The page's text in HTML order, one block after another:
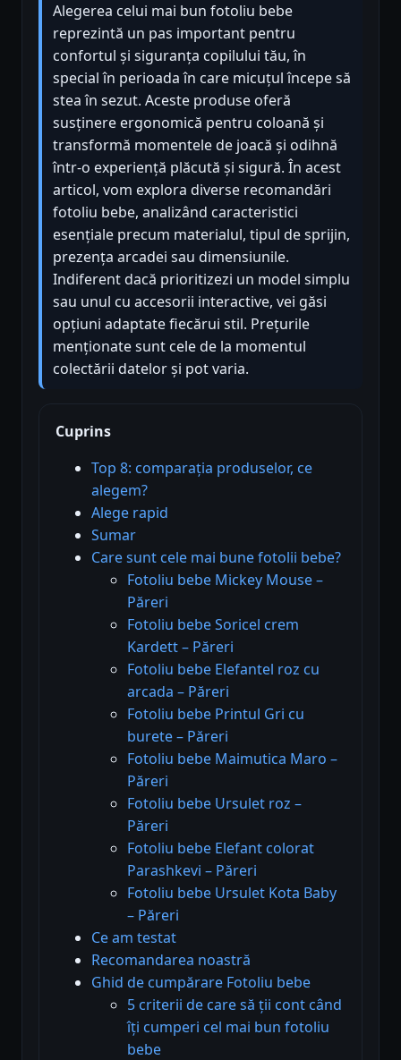
Alegerea celui mai bun fotoliu bebe
reprezintă un pas important pentru
confortul și siguranța copilului tău, în
special în perioada în care micuțul începe să
stea în sezut. Aceste produse oferă
susținere ergonomică pentru coloană și
transformă momentele de joacă și odihnă
într-o experiență plăcută și sigură. În acest
articol, vom explora diverse recomandări
fotoliu bebe, analizând caracteristici
esențiale precum materialul, tipul de sprijin,
prezența arcadei sau dimensiunile.
Indiferent dacă prioritizezi un model simplu
sau unul cu accesorii interactive, vei găsi
opțiuni adaptate fiecărui stil. Prețurile
menționate sunt cele de la momentul
colectării datelor și pot varia.
Cuprins
Top 8: comparația produselor, ce
alegem?
Alege rapid
Sumar
Care sunt cele mai bune fotolii bebe?
Fotoliu bebe Mickey Mouse –
Păreri
Fotoliu bebe Soricel crem
Kardett – Păreri
Fotoliu bebe Elefantel roz cu
arcada – Păreri
Fotoliu bebe Printul Gri cu
burete – Păreri
Fotoliu bebe Maimutica Maro –
Păreri
Fotoliu bebe Ursulet roz –
Păreri
Fotoliu bebe Elefant colorat
Parashkevi – Păreri
Fotoliu bebe Ursulet Kota Baby
– Păreri
Ce am testat
Recomandarea noastră
Ghid de cumpărare Fotoliu bebe
5 criterii de care să ții cont când
îți cumperi cel mai bun fotoliu
bebe